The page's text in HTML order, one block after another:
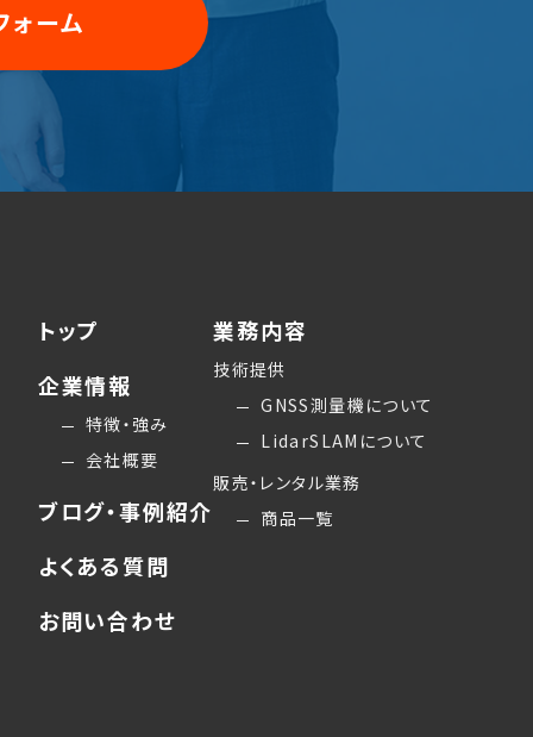
ォーム
トップ
企業情報
特徴・強み
会社概要
ブログ・事例紹介
よくある質問
お問い合わせ
業務内容
技術提供
GNSS測量機について
LidarSLAMについて
販売・レンタル業務
商品一覧